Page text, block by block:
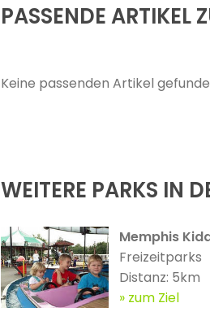
PASSENDE ARTIKEL
Keine passenden Artikel
WEITERE PARKS IN
Memphis
Freizeitparks
Distanz: 5km
zum Ziel